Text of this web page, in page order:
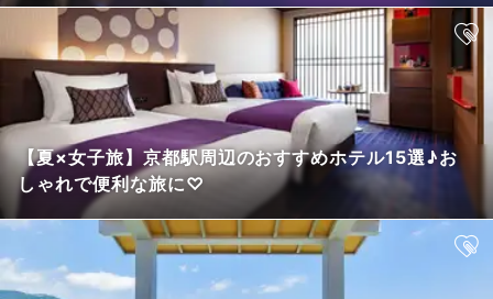
【夏×女子旅】京都駅周辺のおすすめホテル15選♪お
しゃれで便利な旅に♡